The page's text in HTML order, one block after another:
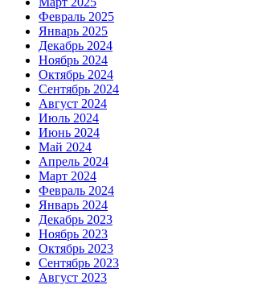
Февраль 2025
Январь 2025
Декабрь 2024
Ноябрь 2024
Октябрь 2024
Сентябрь 2024
Август 2024
Июль 2024
Июнь 2024
Май 2024
Апрель 2024
Март 2024
Февраль 2024
Январь 2024
Декабрь 2023
Ноябрь 2023
Октябрь 2023
Сентябрь 2023
Август 2023